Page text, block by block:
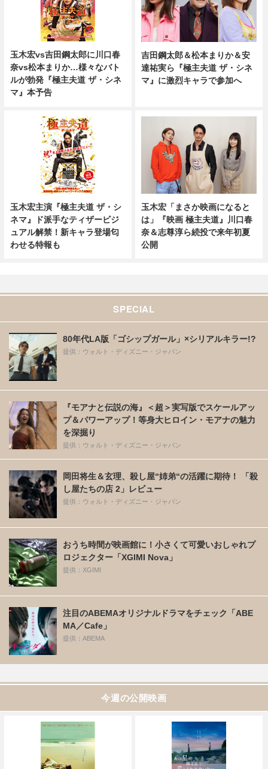
玉木宏vs吉田鋼太郎に川口春
奈vs松本まりか…様々なバト
ルが勃発『極主夫道 ザ・シネ
マ』本予告
吉田鋼太郎＆松本まりか＆安
達祐実ら『極主夫道 ザ・シネ
マ』に激烈キャラで参加へ
玉木宏主演『極主夫道 ザ・シ
ネマ』ド派手なティザービジ
ュアル解禁！新キャラ登場匂
わせる特報も
玉木宏「まさか映画になると
は」『映画 極主夫道』川口春
奈＆志尊淳ら続投で来年初夏
公開
SPECIAL
80年代LA版「ゴシップガール」×シリアルキラー!?
提供：ウォルト・ディズニー・ジャパン
『モアナと伝説の海』＜超＞実写版でスケールアッ
プ＆パワーアップ！等身大ヒロイン・モアナの魅力
を深掘り
提供：ウォルト・ディズニー・ジャパン
岡田将生＆玄理、殺し屋“姉弟“の活躍に期待！ 「殺
し屋たちの店 2」レビュー
提供：ウォルト・ディズニー・ジャパン
おうち時間が映画館に！小さくて可愛いおしゃれプ
ロジェクター「XGIMI Nova」
提供：XGIMI
注目のABEMAオリジナルドラマをチェック「ABE
MA／Cafe」
提供：ABEMA
今週の公開映画